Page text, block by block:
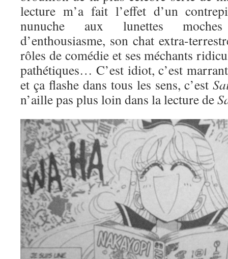
lecture m’a fait l’effet d’un
nunuche aux lunettes
d’enthousiasme, son chat extra-
rôles de comédie et ses méchants
pathétiques… C’est idiot, c’est
et ça flashe dans tous les sens, c’est
n’aille pas plus loin dans la lecture de